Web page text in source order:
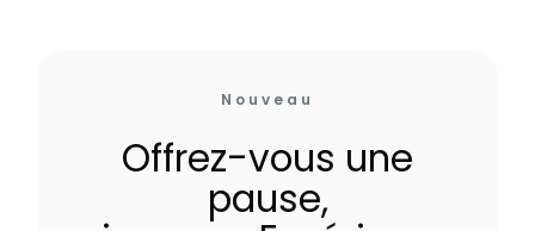
Nouveau
Offrez-vous une
pause,